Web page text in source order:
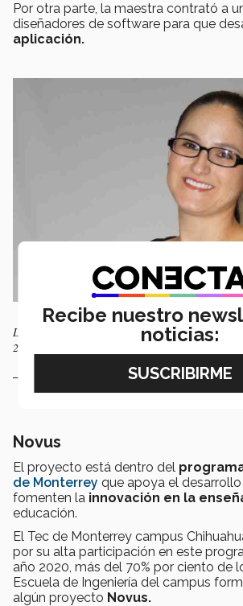
Por otra parte, la maestra contrató a
diseñadores de software para que
aplicación.
La maestra Susana Jáquez le otorgaron el
2020
Novus
El proyecto está dentro del
de Monterrey que apoya el
fomenten la innovación en la
educación.
El Tec de Monterrey campus
por su alta participación en este
año 2020, más del 70% por ciento de
Escuela de Ingeniería del campus
algún proyecto Novus.
Recibe nuestro
noticias: